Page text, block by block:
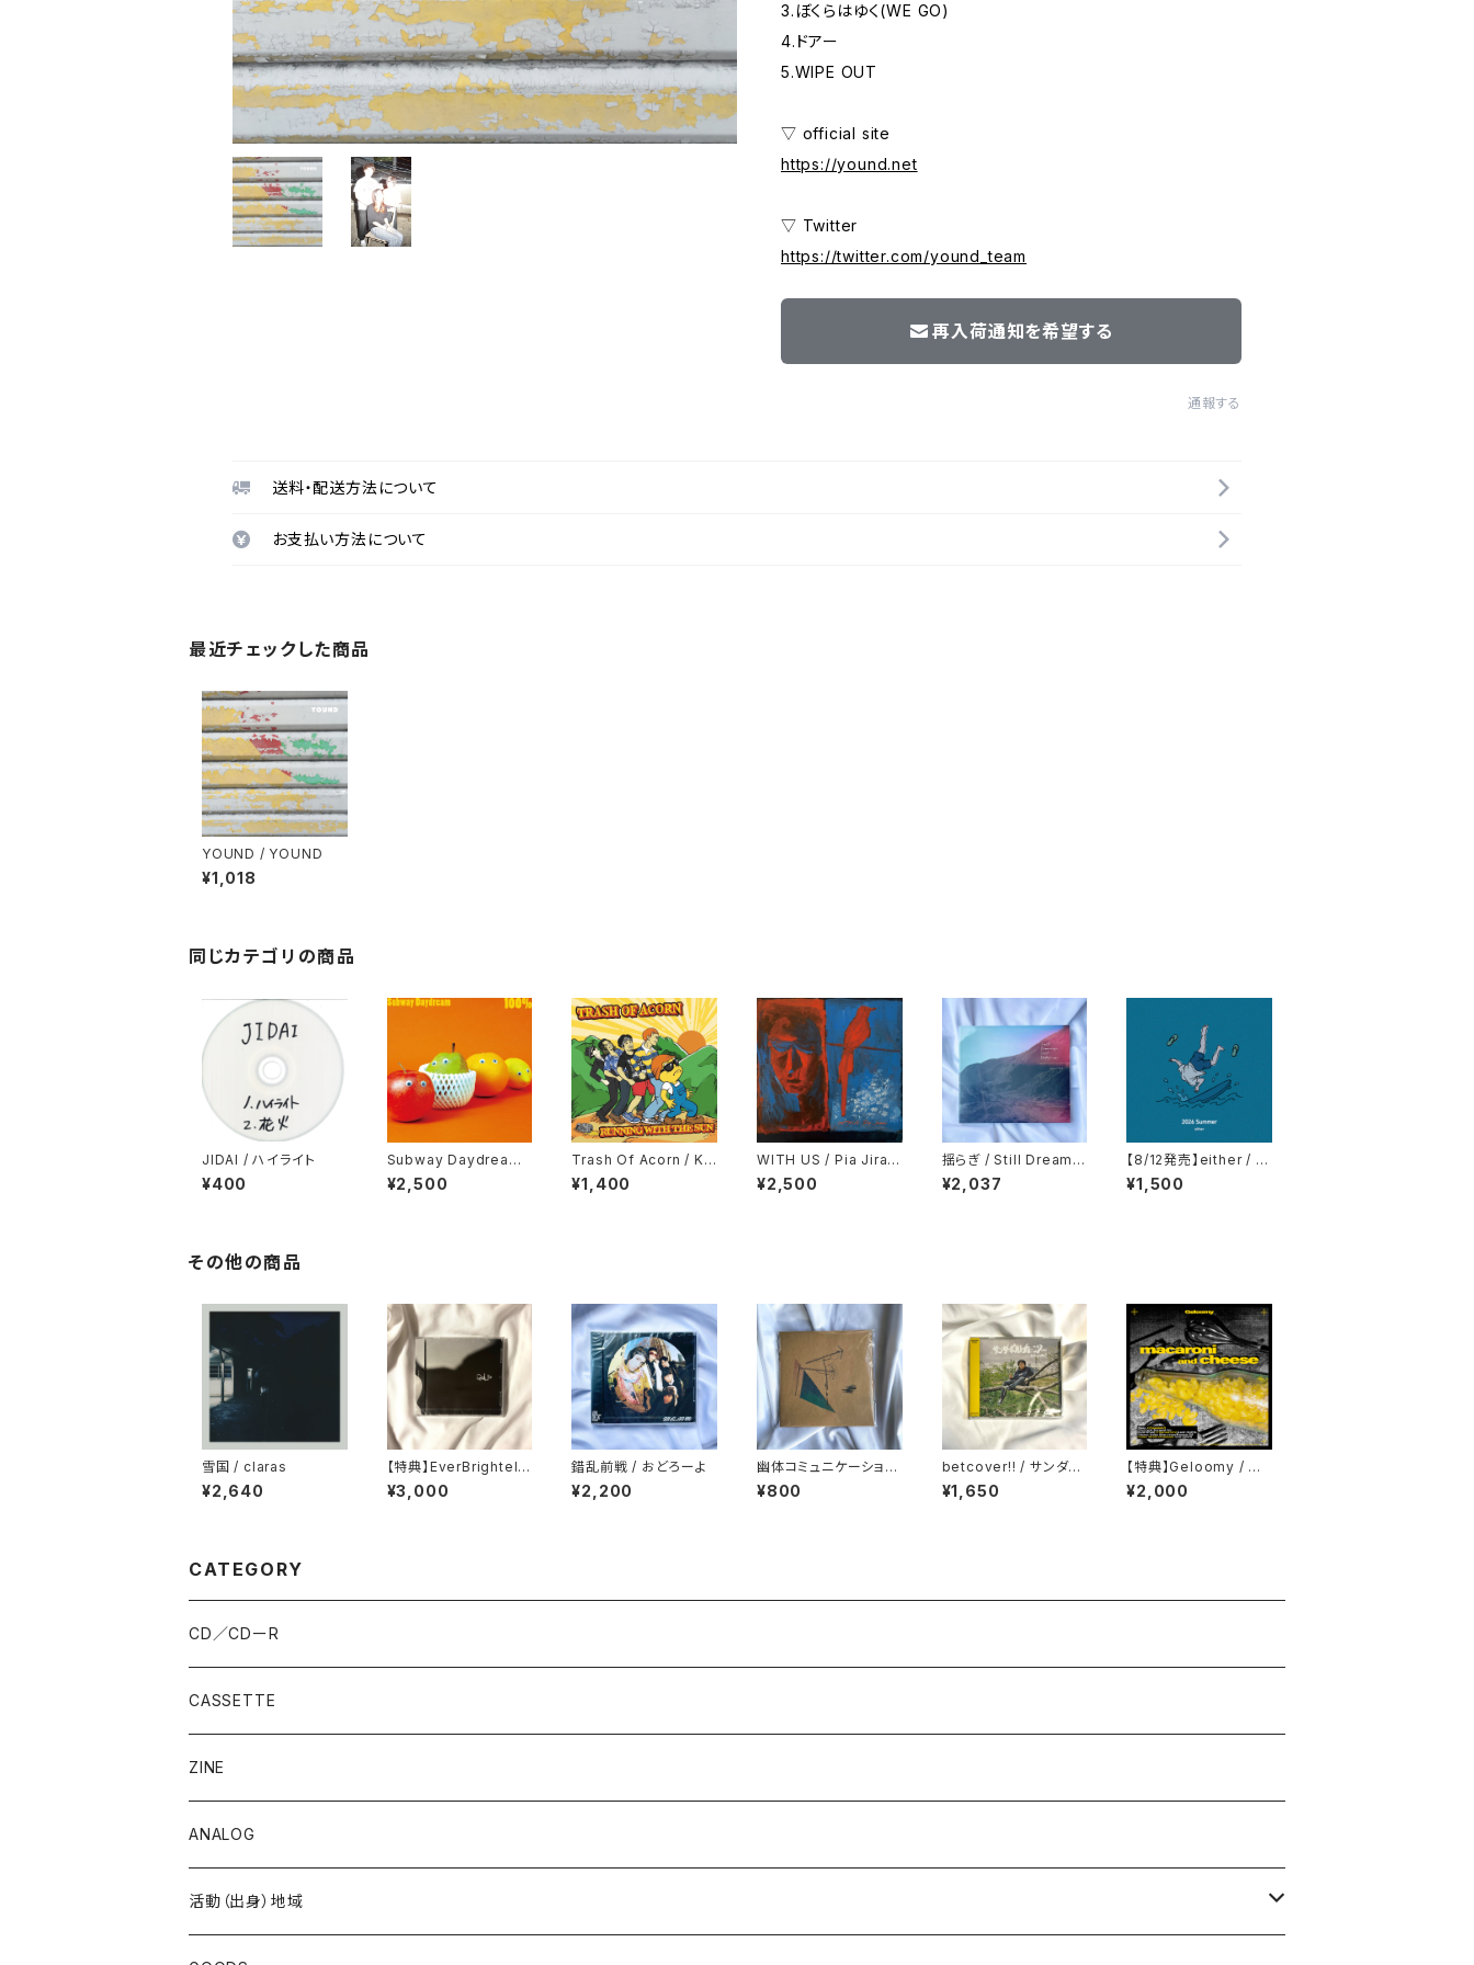
3.ぼくらはゆく(WE GO)
4.ドアー
5.WIPE OUT
▽ official site
https://yound.net
▽ Twitter
https://twitter.com/yound_team
再入荷通知を希望する
通報する
送料・配送方法について
お支払い方法について
最近チェックした商品
YOUND / YOUND
¥1,018
同じカテゴリの商品
JIDAI / ハイライト
¥400
Subway Daydream /
100%
¥2,500
Trash Of Acorn / Ke
ep on Running
¥1,400
WITH US / Pia Jirac
hi
¥2,500
揺らぎ / Still Dreamin
g, Still Deafening
¥2,037
【8/12発売】either / 2
026Summer
¥1,500
その他の商品
雪国 / claras
¥2,640
【特典】EverBrightelle
r / GOLD
¥3,000
錯乱前戦 / おどろーよ
¥2,200
幽体コミュニケーション
ズ / (汽水のコピー)
¥800
betcover!! / サンダー
ボルトチェーンソー
¥1,650
【特典】Geloomy / ma
caroni and cheese
¥2,000
CATEGORY
CD／CDーR
CASSETTE
ZINE
ANALOG
活動（出身）地域